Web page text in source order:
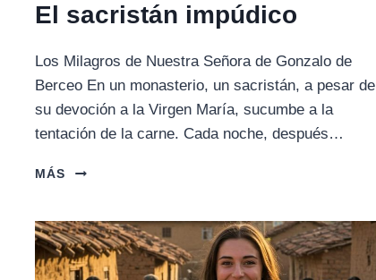
El sacristán impúdico
Los Milagros de Nuestra Señora de Gonzalo de
Berceo En un monasterio, un sacristán, a pesar de
su devoción a la Virgen María, sucumbe a la
tentación de la carne. Cada noche, después…
MÁS
EL